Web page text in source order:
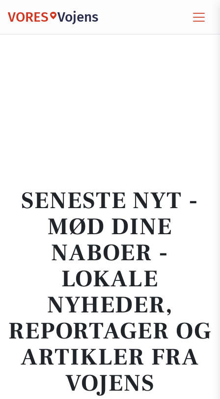
VORES Vojens
SENESTE NYT -
MØD DINE
NABOER -
LOKALE
NYHEDER,
REPORTAGER OG
ARTIKLER FRA
VOJENS